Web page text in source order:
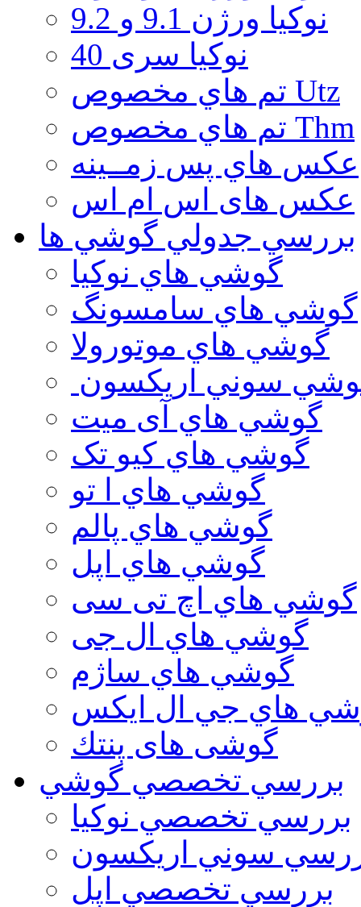
نوكيا ورژن 9.1 و 9.2
نوکیا سری 40
تم هاي مخصوص Utz
تم هاي مخصوص Thm
عكس هاي پس زمــينه
عكس های اس ام اس
بررسي جدولي گوشي ها
گوشي هاي نوكيا
گوشي هاي سامسونگ
گوشي هاي موتورولا
سوني اريكسون
گوشي هاي آی میت
گوشي هاي کیو تک
گوشي هاي ا تو
گوشي هاي پالم
گوشي هاي اپل
گوشي هاي اچ تی سی
گوشي هاي ال جی
گوشي هاي ساژم
هاي جي ال ايكس
گوشی های پنتك
بررسي تخصصي گوشي
بررسي تخصصي نوكيا
سوني اريكسون
بررسي تخصصي اپل